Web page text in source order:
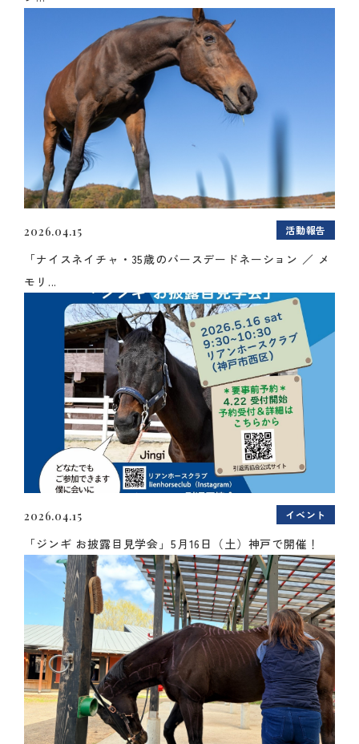
2026.04.15 活動報告
「ナイスネイチャ・35歳のバースデードネーション ／ メ
モリ...
2026.04.15 イベント
「ジンギ お披露目見学会」5月16日（土）神戸で開催！